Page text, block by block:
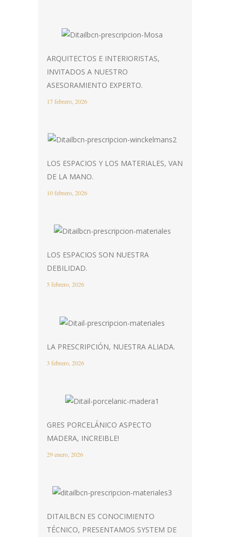
ARQUITECTOS E INTERIORISTAS,
INVITADOS A NUESTRO
ASESORAMIENTO EXPERTO.
17 febrero, 2026
LOS ESPACIOS Y LOS MATERIALES, VAN
DE LA MANO.
10 febrero, 2026
LOS ESPACIOS SON NUESTRA
DEBILIDAD.
5 febrero, 2026
LA PRESCRIPCIÓN, NUESTRA ALIADA.
3 febrero, 2026
GRES PORCELÁNICO ASPECTO
MADERA, INCREIBLE!
29 enero, 2026
DITAILBCN ES CONOCIMIENTO
TÉCNICO, PRESENTAMOS SYSTEM DE